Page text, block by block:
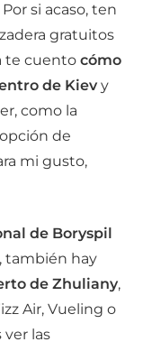
si acaso, ten
gratuitos
te cuento cómo
de Kiev y
como la
de
mi gusto,
de Boryspil
, también hay
de Zhuliany,
Air, Vueling o
ver las